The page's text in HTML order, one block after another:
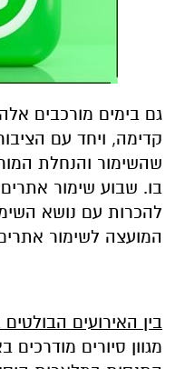
גם בימים מורכבים
קדימה, ויחד עם
שהשימור והנחלת
בו. שבוע שימור
להכרות עם נושא
המועצה לשימור
בין האירועים
מגוון סיורים